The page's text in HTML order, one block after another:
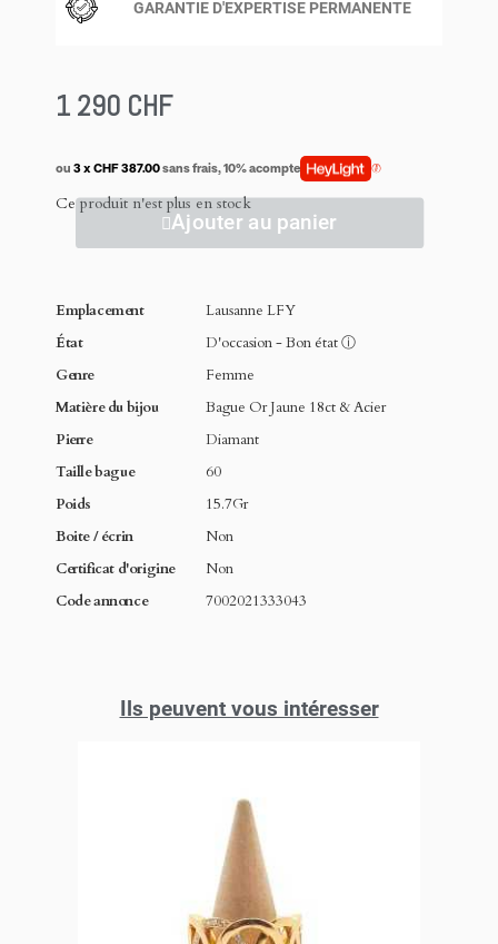
GARANTIE D'EXPERTISE PERMANENTE
1 290 CHF
ou 3 x CHF 387.00sans frais, 10% acompte
Ce produit n'est plus en stock
Ajouter au panier
Emplacement
Lausanne LFY
État
D'occasion - Bon étatⓘ
Genre
Femme
Matière du bijou
Bague Or Jaune 18ct & Acier
Pierre
Diamant
Taille bague
60
Poids
15.7Gr
Boite / écrin
Non
Certificat d'origine
Non
Code annonce
7002021333043
Ils peuvent vous intéresser